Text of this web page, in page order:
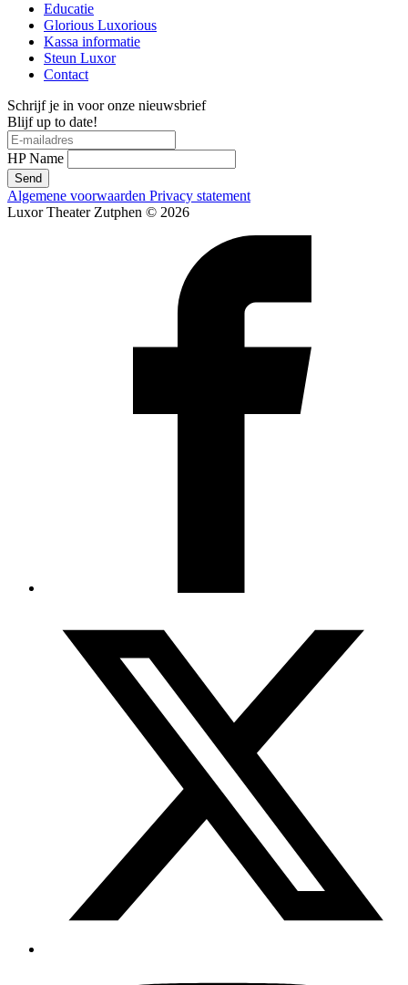
Educatie
Glorious Luxorious
Kassa informatie
Steun Luxor
Contact
Schrijf je in voor onze nieuwsbrief
Blijf up to date!
HP Name
Send
Algemene voorwaarden Privacy statement
Luxor Theater Zutphen © 2026